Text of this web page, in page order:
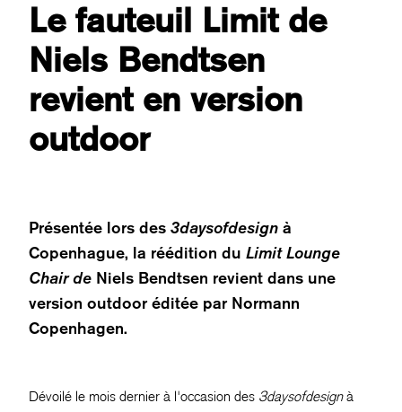
Le fauteuil Limit de
Niels Bendtsen
revient en version
outdoor
Présentée lors des 3daysofdesign à
Copenhague, la réédition du Limit Lounge
Chair de Niels Bendtsen revient dans une
version outdoor éditée par Normann
Copenhagen.
Dévoilé le mois dernier à l'occasion des 3daysofdesignà